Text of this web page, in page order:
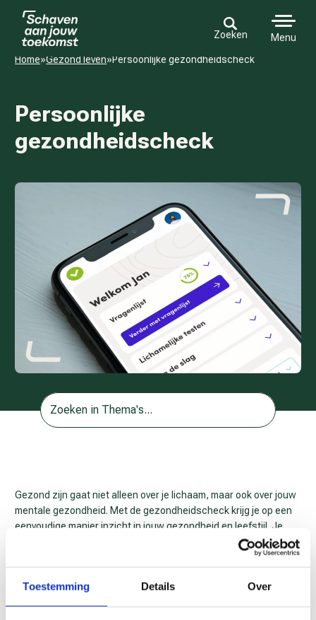
Toestemming Details Over
Zoeken
Menu
Home»Gezond leven»Persoonlijke gezondheidscheck
Persoonlijke
gezondheidscheck
Gezond zijn gaat niet alleen over je lichaam, maar ook over jouw
mentale gezondheid. Met de gezondheidscheck krijg je op een
eenvoudige manier inzicht in jouw gezondheid en leefstijl. Je
ziet waar je goed bezig bent en waar je nog kunt verbeteren. Zo
kun je op tijd bijsturen en mogelijke gezondheidsklachten in de
praktische tips waar je direct mee aan de slag kunt.